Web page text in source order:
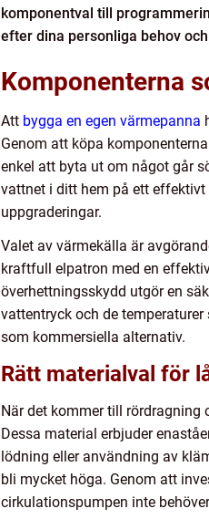
komponentval till
efter dina personliga behov
Komponenterna
Att bygga en egen värmepanna
Genom att köpa
enkel att byta ut om något går
vattnet i ditt hem på ett
uppgraderingar.
Valet av värmekälla är
kraftfull elpatron med en
överhettningsskydd utgör en
vattentryck och de
som kommersiella alternativ.
Rätt materialval för
När det kommer till rördragning
Dessa material erbjuder
lödning eller användning av
bli mycket höga. Genom att
cirkulationspumpen inte